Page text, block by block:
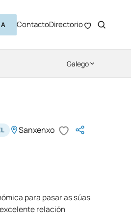
ContactoDirectorio
Galego
Sanxenxo
para pasar as súas
relación